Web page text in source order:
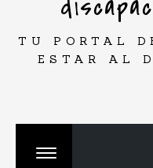
TU PORTAL
ESTAR AL
Cambiar